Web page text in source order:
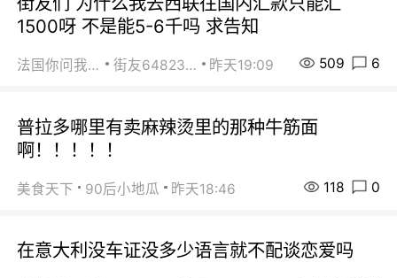
1500呀 不是能5-6千吗 求告知
法国你问我答 街友64823891 昨天19:09 509 6
普拉多哪里有卖麻辣烫里的那种牛筋面
啊！！！！！
美食天下 90后小地瓜 昨天18:46 118 0
在意大利没车证没多少语言就不配谈恋爱吗